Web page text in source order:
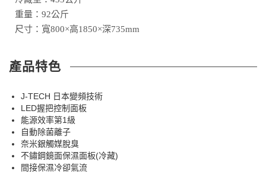
重量：92公斤
尺寸：寬800×高1850×深735mm
產品特色
J-TECH 日本變頻技術
LED握把控制面板
能源效率第1級
自動除菌離子
奈米銀觸媒脫臭
不鏽鋼鏡面保濕面板(冷藏)
間接保濕冷卻氣流